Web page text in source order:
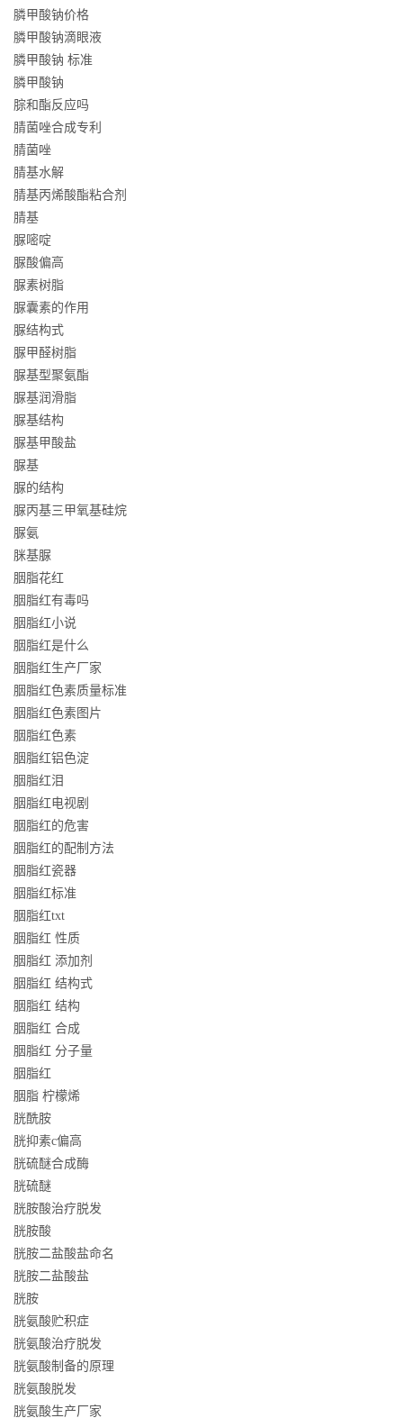
膦甲酸钠价格
膦甲酸钠滴眼液
膦甲酸钠 标准
膦甲酸钠
腙和酯反应吗
腈菌唑合成专利
腈菌唑
腈基水解
腈基丙烯酸酯粘合剂
腈基
脲嘧啶
脲酸偏高
脲素树脂
脲囊素的作用
脲结构式
脲甲醛树脂
脲基型聚氨酯
脲基润滑脂
脲基结构
脲基甲酸盐
脲基
脲的结构
脲丙基三甲氧基硅烷
脲氨
脒基脲
胭脂花红
胭脂红有毒吗
胭脂红小说
胭脂红是什么
胭脂红生产厂家
胭脂红色素质量标准
胭脂红色素图片
胭脂红色素
胭脂红铝色淀
胭脂红泪
胭脂红电视剧
胭脂红的危害
胭脂红的配制方法
胭脂红瓷器
胭脂红标准
胭脂红txt
胭脂红 性质
胭脂红 添加剂
胭脂红 结构式
胭脂红 结构
胭脂红 合成
胭脂红 分子量
胭脂红
胭脂 柠檬烯
胱酰胺
胱抑素c偏高
胱硫醚合成酶
胱硫醚
胱胺酸治疗脱发
胱胺酸
胱胺二盐酸盐命名
胱胺二盐酸盐
胱胺
胱氨酸贮积症
胱氨酸治疗脱发
胱氨酸制备的原理
胱氨酸脱发
胱氨酸生产厂家